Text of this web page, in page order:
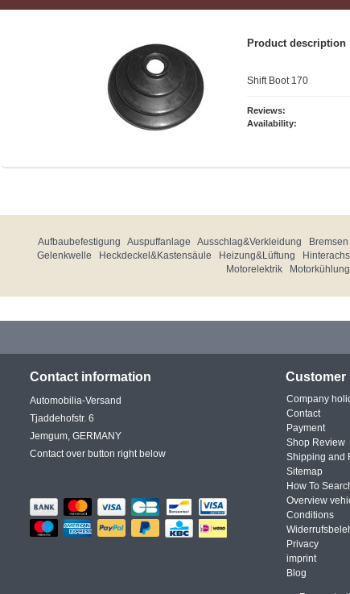
Product description
Shift Boot 170
Reviews:
Availability:
Aufbaubefestigung Auspuffanlage Ausschlag&Verkleidung Bremsen
Gelenkwelle
Heckdeckel&Kastensäule Heizung&Lüftung
Motorelektrik
Motorkühlung
Contact information
Automobilia-Versand
Tjaddehofstr. 6
Jemgum, GERMANY
Contact over button right below
Customer
Company
Contact
Payment
Shop Review
Shipping and
Sitemap
How To
Overview
Conditions
Privacy
imprint
Blog